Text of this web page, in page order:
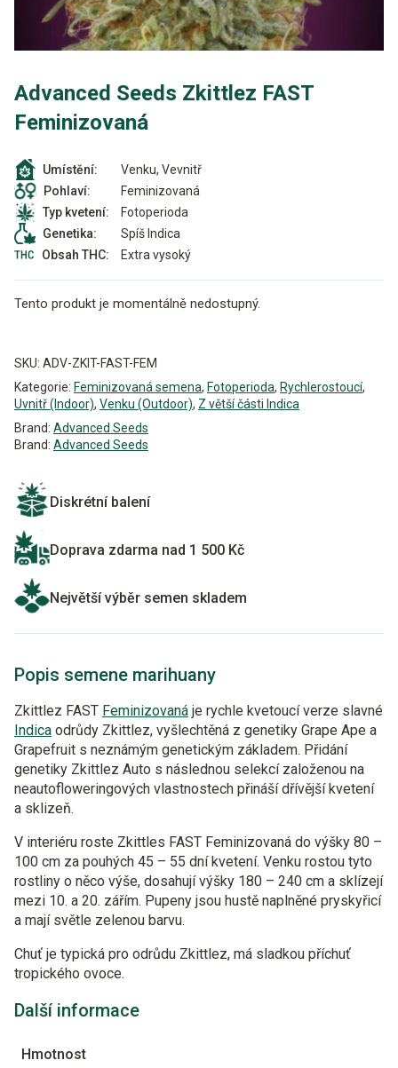
Advanced Seeds Zkittlez FAST
Feminizovaná
Umístění:
Venku, Vevnitř
Pohlaví:
Feminizovaná
Typ kvetení:
Fotoperioda
Genetika:
Spíš Indica
Obsah THC:
Extra vysoký
Tento produkt je momentálně nedostupný.
SKU: ADV-ZKIT-FAST-FEM
Kategorie: Feminizovaná semena, Fotoperioda, Rychlerostoucí,
Uvnitř (Indoor), Venku (Outdoor), Z větší části Indica
Brand: Advanced Seeds
Brand: Advanced Seeds
Diskrétní balení
Doprava zdarma nad 1 500 Kč
Největší výběr semen skladem
Popis semene marihuany
Zkittlez FAST Feminizovaná je rychle kvetoucí verze slavné
Indica odrůdy Zkittlez, vyšlechtěná z genetiky Grape Ape a
Grapefruit s neznámým genetickým základem. Přidání
genetiky Zkittlez Auto s následnou selekcí založenou na
neautofloweringových vlastnostech přináší dřívější kvetení
a sklizeň.
V interiéru roste Zkittles FAST Feminizovaná do výšky 80 –
100 cm za pouhých 45 – 55 dní kvetení. Venku rostou tyto
rostliny o něco výše, dosahují výšky 180 – 240 cm a sklízejí
mezi 10. a 20. zářím. Pupeny jsou hustě naplněné pryskyřicí
a mají světle zelenou barvu.
Chuť je typická pro odrůdu Zkittlez, má sladkou příchuť
tropického ovoce.
Další informace
Hmotnost